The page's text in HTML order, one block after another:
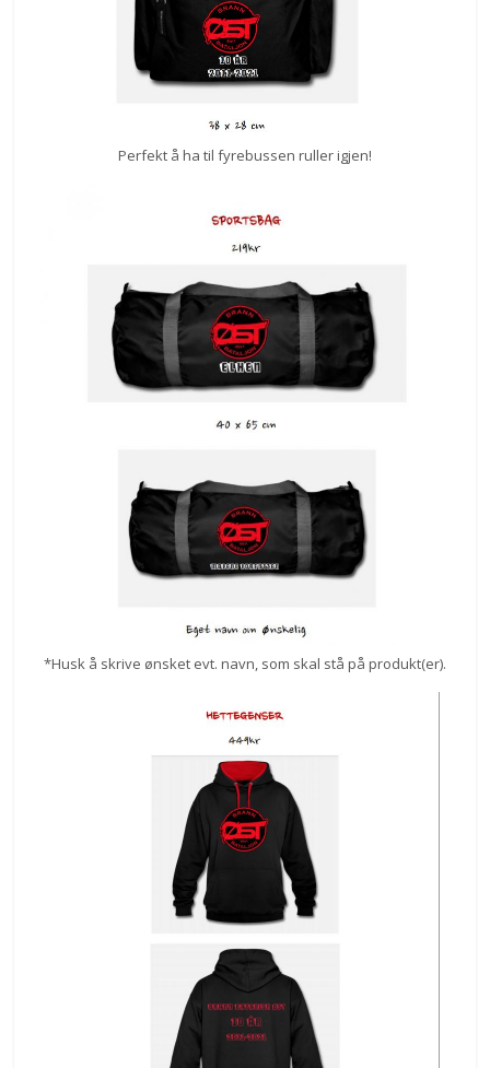
Perfekt å ha til fyrebussen ruller igjen!
*Husk å skrive ønsket evt. navn, som skal stå på produkt(er).